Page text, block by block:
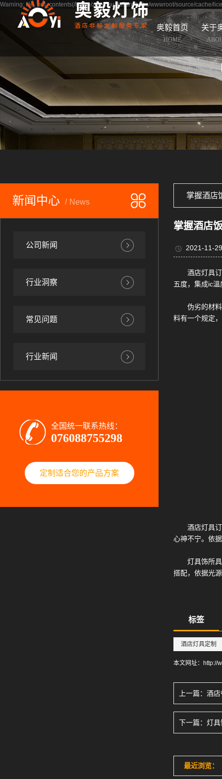
Warning: file_put_contents(/home/zsaydsuzls5anyhdbs/wwwroot/source/cache/
奥毅首页
HOME
关于
新闻中心 News
公司新闻
行业洞察
常见问题
行业新闻
全国统一联系热线：
076088755298
定制适合您的产品方案
掌握酒店
掌握酒店
2021-11-
酒店灯具
五度，集成ic
伪劣的材
料有一个规定
酒店灯具
心神不宁。依
灯具饰所
搭配，依据光
标签
酒店灯具定制
本文网址： http://
上一篇： 酒店
下一篇： 灯具
最近浏览：